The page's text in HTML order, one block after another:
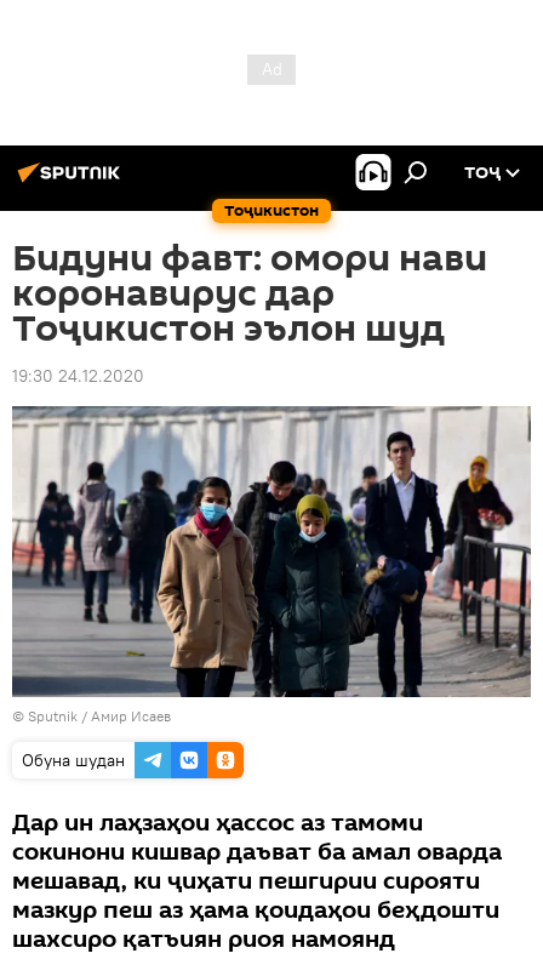
Тоҷикистон
ТОҶ
Бидуни фавт: омори нави
коронавирус дар
Тоҷикистон эълон шуд
19:30 24.12.2020
© Sputnik / Амир Исаев
Обуна шудан
Дар ин лаҳзаҳои ҳассос аз тамоми
сокинони кишвар даъват ба амал оварда
мешавад, ки ҷиҳати пешгирии сирояти
мазкур пеш аз ҳама қоидаҳои беҳдошти
шахсиро қатъиян риоя намоянд